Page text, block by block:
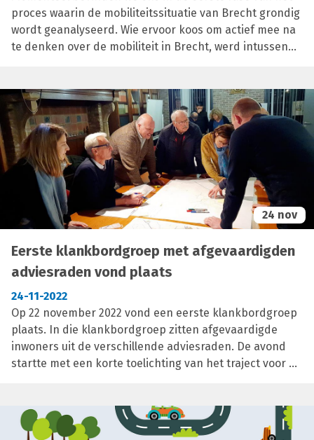
proces waarin de mobiliteitssituatie van Brecht grondig
wordt geanalyseerd. Wie ervoor koos om actief mee na
te denken over de mobiliteit in Brecht, werd intussen
inwoners samen met hun buren en andere
Brechtenaren dieper na over de leefbaarheid en
verkeersveiligheid in hun deelgemeente. In de eerste
workshops in maart verzamelen we alle ideeën en
opmerkingen rond mobiliteit. In de tweede workshops
in mei worden mogelijke scenario’s en voorstellen
aangereikt. De derde en laatste workshops per
deelgemeente zullen plaatsvinden na de zomer. 24 nov
Eerste klankbordgroep met afgevaardigden
adviesraden vond plaats
24-11-2022
Op 22 november 2022 vond een eerste klankbordgroep
plaats. In die klankbordgroep zitten afgevaardigde
inwoners uit de verschillende adviesraden. De avond
startte met een korte toelichting van het traject voor de
Nadien werd de groep in twee werkgroepen opgedeeld
die - onder leiding van het studiebureau dat ons